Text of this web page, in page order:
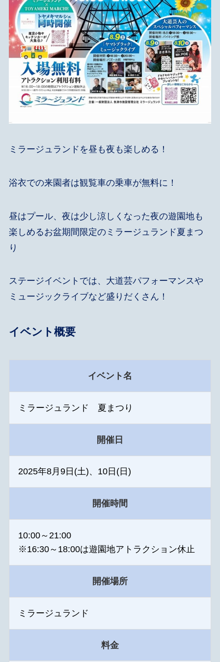
ミラージュランドを昼も夜も楽しめる！
浴衣での来園者は観覧車の乗車が無料に！
昼はプール、夜は少し涼しくなった夜の遊園地も
楽しめるお盆期間限定のミラージュランド夏まつ
り
ステージイベントでは、大道芸パフォーマンスや
ミュージックライブなど盛りだくさん！
イベント概要
イベント名
ミラージュランド 夏まつり
開催日
2025年8月9日(土)、10日(日)
開催時間
10:00～21:00
※16:30～18:00は遊園地アトラクション休止
開催場所
ミラージュランド
料金